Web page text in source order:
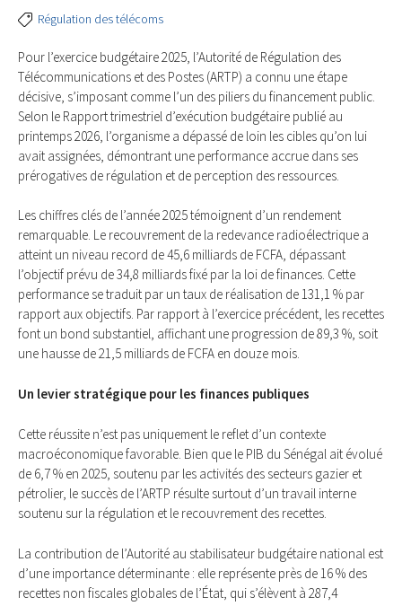
Régulation des télécoms
Pour l’exercice budgétaire 2025, l’Autorité de Régulation des
Télécommunications et des Postes (ARTP) a connu une étape
décisive, s’imposant comme l’un des piliers du financement public.
Selon le Rapport trimestriel d’exécution budgétaire publié au
printemps 2026, l’organisme a dépassé de loin les cibles qu’on lui
avait assignées, démontrant une performance accrue dans ses
prérogatives de régulation et de perception des ressources.
Les chiffres clés de l’année 2025 témoignent d’un rendement
remarquable. Le recouvrement de la redevance radioélectrique a
atteint un niveau record de 45,6 milliards de FCFA, dépassant
l’objectif prévu de 34,8 milliards fixé par la loi de finances. Cette
performance se traduit par un taux de réalisation de 131,1 % par
rapport aux objectifs. Par rapport à l’exercice précédent, les recettes
font un bond substantiel, affichant une progression de 89,3 %, soit
une hausse de 21,5 milliards de FCFA en douze mois.
Un levier stratégique pour les finances publiques
Cette réussite n’est pas uniquement le reflet d’un contexte
macroéconomique favorable. Bien que le PIB du Sénégal ait évolué
de 6,7 % en 2025, soutenu par les activités des secteurs gazier et
pétrolier, le succès de l’ARTP résulte surtout d’un travail interne
soutenu sur la régulation et le recouvrement des recettes.
La contribution de l’Autorité au stabilisateur budgétaire national est
d’une importance déterminante : elle représente près de 16 % des
recettes non fiscales globales de l’État, qui s’élèvent à 287,4